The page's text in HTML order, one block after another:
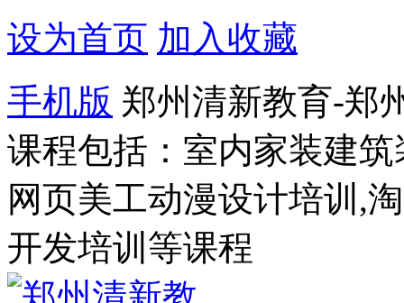
设为首页 加入收藏
手机版 郑州清新教育-郑
课程包括：室内家装建
网页美工动漫设计培训,
开发培训等课程